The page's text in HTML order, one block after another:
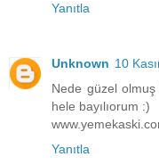
Yanıtla
Unknown 10
Nede güzel
hele bayılıorum :)
Yanıtla